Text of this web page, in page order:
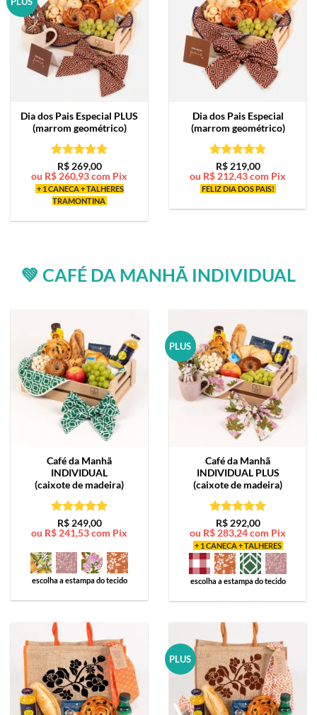
Dia dos Pais Especial PLUS
(marrom geométrico)
Avaliação5
de 5
R$269,00
ou R$ 260,93com Pix
+ 1 CANECA + TALHERES
TRAMONTINA
Dia dos Pais Especial
(marrom geométrico)
Avaliação5
de 5
R$219,00
ou R$ 212,43com Pix
FELIZ DIA DOS PAIS!
💚 CAFÉ DA MANHÃ INDIVIDUAL
Café da Manhã
INDIVIDUAL
(caixote de madeira)
Avaliação5
de 5
R$249,00
ou R$241,53com Pix
escolha a estampa do tecido
PLUS
Café da Manhã
INDIVIDUAL PLUS
(caixote de madeira)
Avaliação5
de 5
R$292,00
ou R$283,24com Pix
+ 1 CANECA + TALHERES
escolha a estampa do tecido
PLUS